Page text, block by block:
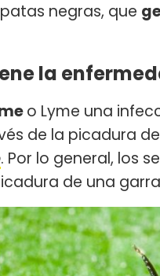
negras, que
la
o Lyme una
de la picadura
. Por lo general, los
de una